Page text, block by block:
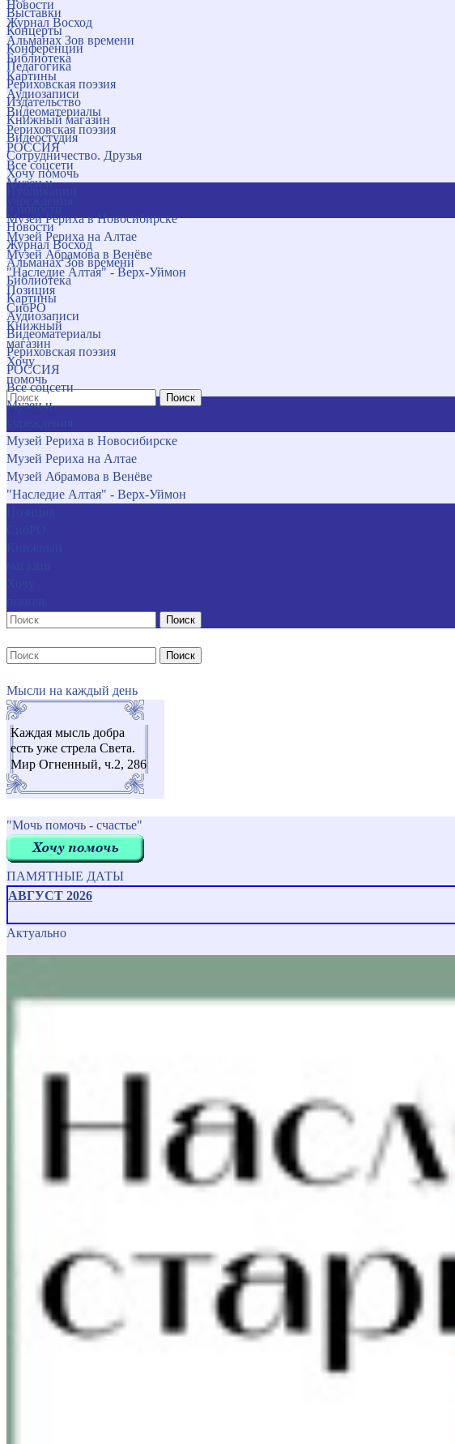
Новости
Журнал Восход
Альманах Зов времени
Библиотека
Картины
Аудиозаписи
Видеоматериалы
Рериховская поэзия
РОССИЯ
Все соцсети
Музеи и
Музей Рериха в Новосибирске
Музей Рериха на Алтае
Музей Абрамова в Венёве
"Наследие Алтая" - Верх-Уймон
Позиция
СибРО
Книжный
магазин
Хочу
помочь
Поиск
Выставки
Концерты
Конференции
Педагогика
Рериховская поэзия
Издательство
Книжный магазин
Видеостудия
Сотрудничество. Друзья
Хочу помочь
Новости
Журнал Восход
Альманах Зов времени
Библиотека
Картины
Аудиозаписи
Видеоматериалы
Рериховская поэзия
РОССИЯ
Все соцсети
Музеи и
Музей Рериха в Новосибирске
Музей Рериха на Алтае
Музей Абрамова в Венёве
"Наследие Алтая" - Верх-Уймон
Поиск
Поиск
Мысли на каждый день
Каждая мысль добра
есть уже стрела Света.
Мир Огненный, ч.2, 286
"Мочь помочь - счастье"
ПАМЯТНЫЕ ДАТЫ
АВГУСТ 2026
Актуально